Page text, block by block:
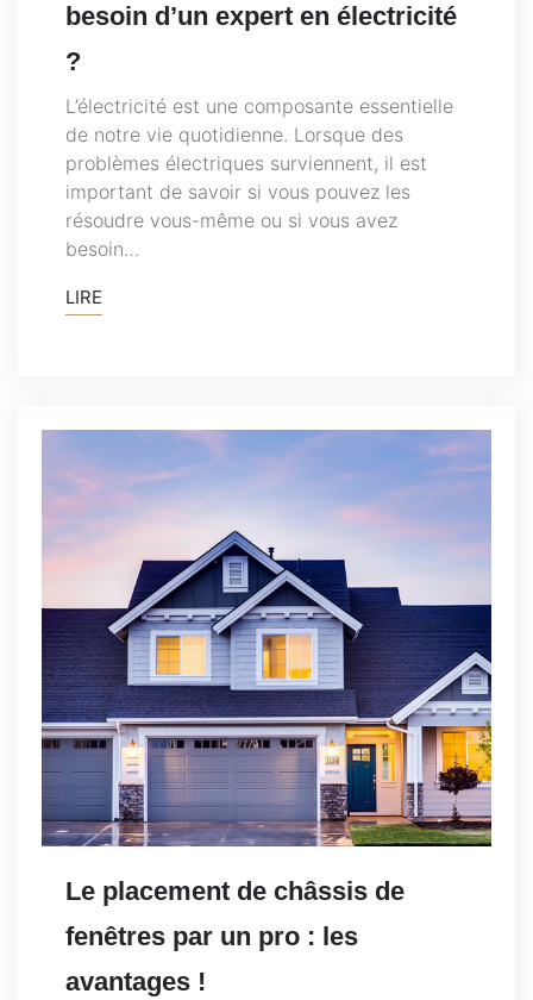
besoin d’un expert en électricité
?
L’électricité est une composante essentielle
de notre vie quotidienne. Lorsque des
problèmes électriques surviennent, il est
important de savoir si vous pouvez les
résoudre vous-même ou si vous avez
besoin…
LIRE
Le placement de châssis de
fenêtres par un pro : les
avantages !